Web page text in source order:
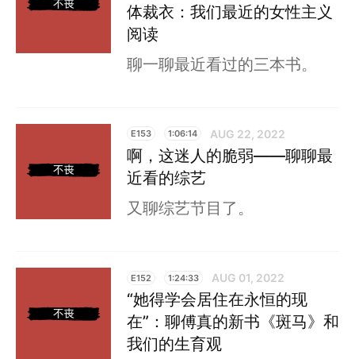
体裁衣：我们最近的女性主义
阅读
聊一聊最近看过的三本书。
E153 1:06:14 AUG 22, 2022
啊，这迷人的脆弱——聊聊最
近看的综艺
又聊综艺节目了。
E152 1:24:33 AUG 01, 2022
“她得学会居住在永恒的现
在”：聊傅真的新书《斑马》和
我们的生育观